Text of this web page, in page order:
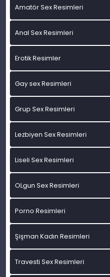
Amatör Sex Resimleri
Anal Sex Resimleri
Erotik Resimler
Gay sex Resimleri
Grup Sex Resimleri
Lezbiyen Sex Resimleri
Liseli Sex Resimleri
OLgun Sex Resimleri
Porno Resimleri
Şişman Kadın Resimleri
Travesti Sex Resimleri